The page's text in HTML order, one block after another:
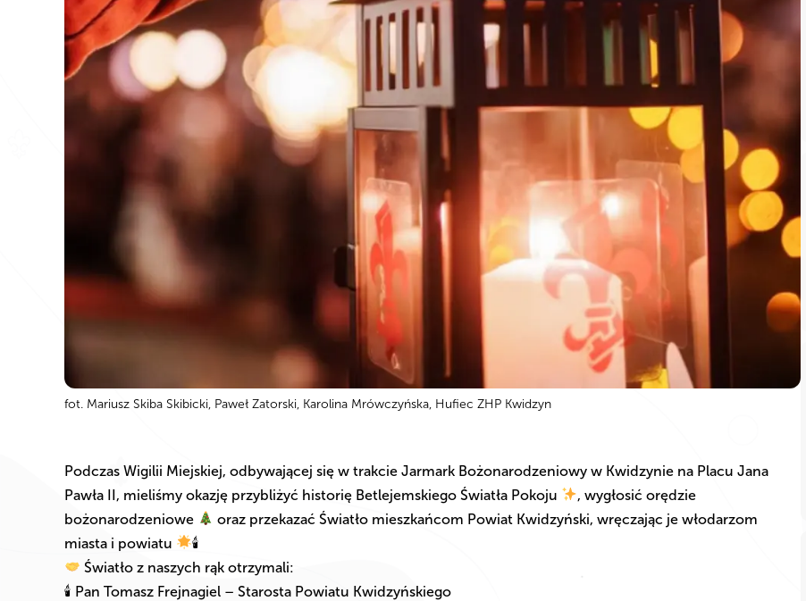
fot. Mariusz Skiba Skibicki, Paweł Zatorski, Karolina Mrówczyńska, Hufiec ZHP Kwidzyn
Podczas Wigilii Miejskiej, odbywającej się w trakcie Jarmark Bożonarodzeniowy w Kwidzynie na Placu Jana
Pawła II, mieliśmy okazję przybliżyć historię Betlejemskiego Światła Pokoju
, wygłosić orędzie
bożonarodzeniowe
oraz przekazać Światło mieszkańcom Powiat Kwidzyński, wręczając je włodarzom
miasta i powiatu
🕯
Światło z naszych rąk otrzymali:
🕯 Pan Tomasz Frejnagiel – Starosta Powiatu Kwidzyńskiego